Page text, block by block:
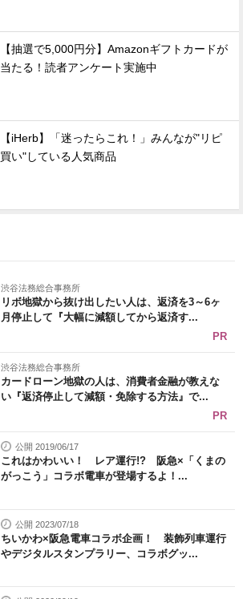
【抽選で5,000円分】Amazonギフトカードが
当たる！読者アンケート実施中
【iHerb】「迷ったらこれ！」みんなが"リピ
買い"している人気商品
渋谷法務総合事務所
リボ地獄から抜け出したい人は、返済を3～6ヶ
月停止して『大幅に減額してから返済す...
PR
渋谷法務総合事務所
カードローン地獄の人は、消費者金融が教えな
い『返済停止して減額・免除する方法』で...
PR
公開 2019/06/17
これはかわいい！ レア運行!? 阪急×「くまの
がっこう」コラボ電車が登場するよ！...
公開 2023/07/18
ちいかわ×阪急電車コラボ企画！ 装飾列車運行
やデジタルスタンプラリー、コラボグッ...